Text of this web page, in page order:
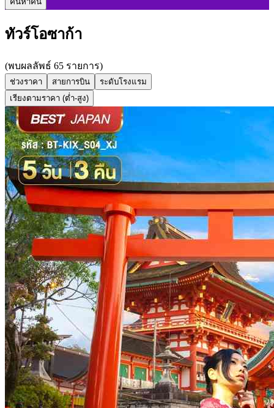
ทัวร์โอซาก้า
(พบผลลัพธ์ 65 รายการ)
ช่วงราคา สายการบิน
ระดับโรงแรม
เรียงตามราคา (ต่ำ-สูง)